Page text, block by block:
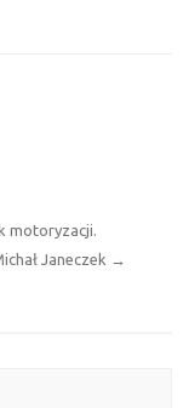
motoryzacji.
Janeczek →